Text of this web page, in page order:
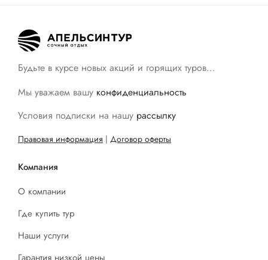
Будьте в курсе новых акций и горящих туров…
Мы уважаем вашу конфиденциальность
Условия подписки на нашу рассылку
Правовая информация | Договор оферты
Компания
О компании
Где купить тур
Наши услуги